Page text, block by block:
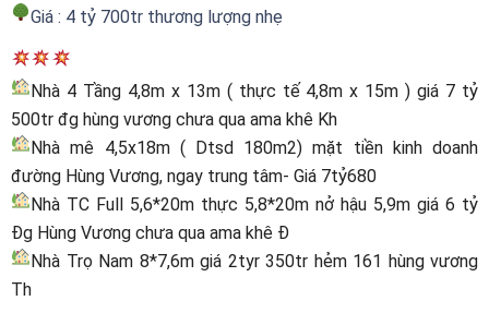
Giá : 4 tỷ 700tr thương lượng nhẹ
Nhà 4 Tầng 4,8m x 13m ( thực tế 4,8m x 15m ) giá 7 tỷ
500tr đg hùng vương chưa qua ama khê Kh
Nhà mê 4,5x18m ( Dtsd 180m2) mặt tiền kinh doanh
đường Hùng Vương, ngay trung tâm- Giá 7tỷ680
Nhà TC Full 5,6*20m thực 5,8*20m nở hậu 5,9m giá 6 tỷ
Đg Hùng Vương chưa qua ama khê Đ
Nhà Trọ Nam 8*7,6m giá 2tyr 350tr hẻm 161 hùng vương
Th